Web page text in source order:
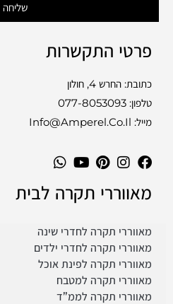
שליחה
פרטי התקשרות
כתובת: החרש 4, חולון
טלפון:077-8053093
מייל: Info@amperel.co.il
מאווררי תקרה לבית
מאווררי תקרה לחדרי שינה
מאווררי תקרה לחדרי ילדים
מאווררי תקרה לפינת אוכל
מאווררי תקרה למטבח
מאווררי תקרה לממ”ד